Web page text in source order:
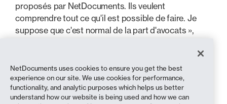
proposés par NetDocuments. Ils veulent
comprendre tout ce qu'il est possible de faire. Je
suppose que c'est normal de la part d'avocats »,
ses clients qu'Ellisons, tous les avantages de
NetDocuments l'aident à tenir ses promesses et à
perpétuer sa tradition de service.
NetDocuments uses cookies to ensure you get the best
experience on our site. We use cookies for performance,
functionality, and analytic purposes which helps us better
understand how our website is being used and how we can